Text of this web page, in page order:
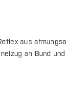
aus
an Bund